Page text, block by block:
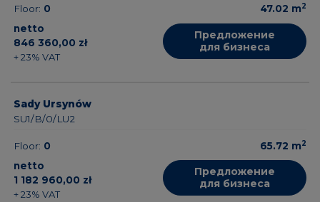
Floor: 0
netto
846 360,00 zł
+ 23% VAT
47.02 m2
Предложение
для бизнеса
Sady Ursynów
SU1/B/0/LU2
Floor: 0
netto
1 182 960,00 zł
+ 23% VAT
65.72 m2
Предложение
для бизнеса